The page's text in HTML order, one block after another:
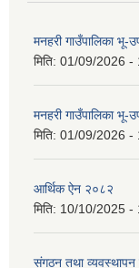
मनहरी गाउँपालिका भू-
मिति: 01/09/2026 -
मनहरी गाउँपालिका भू-
मिति: 01/09/2026 -
आर्थिक ऐन २०८२
मिति: 10/10/2025 -
संगठन तथा व्यवस्थापन